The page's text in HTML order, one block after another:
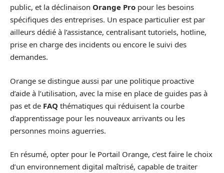
public, et la déclinaison Orange Pro pour les besoins
spécifiques des entreprises. Un espace particulier est par
ailleurs dédié à l’assistance, centralisant tutoriels, hotline,
prise en charge des incidents ou encore le suivi des
demandes.
Orange se distingue aussi par une politique proactive
d’aide à l’utilisation, avec la mise en place de guides pas à
pas et de FAQ thématiques qui réduisent la courbe
d’apprentissage pour les nouveaux arrivants ou les
personnes moins aguerries.
En résumé, opter pour le Portail Orange, c’est faire le choix
d’un environnement digital maîtrisé, capable de traiter